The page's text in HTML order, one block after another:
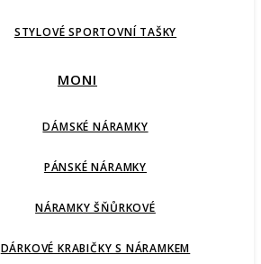
STYLOVÉ SPORTOVNÍ TAŠKY
MONI
DÁMSKÉ NÁRAMKY
PÁNSKÉ NÁRAMKY
NÁRAMKY ŠŇŮRKOVÉ
DÁRKOVÉ KRABIČKY S NÁRAMKEM